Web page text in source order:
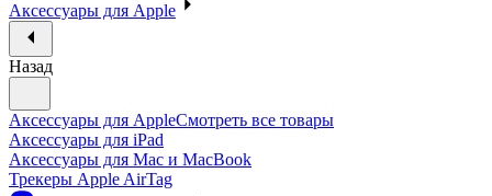
Аксессуары для Apple
Назад
Аксессуары для AppleСмотреть все товары
Аксессуары для iPad
Аксессуары для Mac и MacBook
Трекеры Apple AirTag